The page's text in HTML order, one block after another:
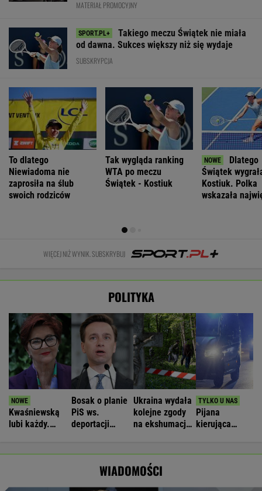
MATERIAŁ PROMOCYJNY
Takiego meczu Świątek nie miała
od dawna. Sukces większy niż się wydaje
SUBSKRYPCJA
To dlatego
Niewiadoma nie
zaprosiła na ślub
swoich rodziców
Tak wygląda ranking
WTA po meczu
Świątek - Kostiuk
Dlatego
Świątek
Kostiuk. Polka
wskazała
WIĘCEJ NIŻ WYNIK. SUBSKRYBUJ
POLITYKA
Kwaśniewską
lubi każdy.
Bosak o planie
PiS ws.
deportacji
Ukraina wydała
kolejne zgody
na ekshumacje
Pijana
kierująca
WIADOMOŚCI